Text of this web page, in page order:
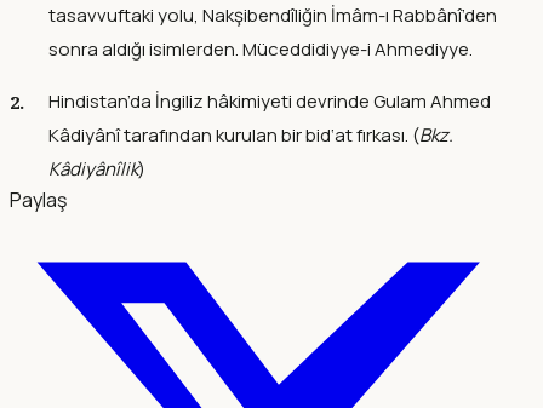
tasavvuftaki yolu, Nakşibendîliğin İmâm-ı Rabbânî’den
sonra aldığı isimlerden. Müceddidiyye-i Ahmediyye.
Hindistan’da İngiliz hâkimiyeti devrinde Gulam Ahmed
Kâdiyânî tarafından kurulan bir bid‘at fırkası. (Bkz.
Kâdiyânîlik)
Paylaş